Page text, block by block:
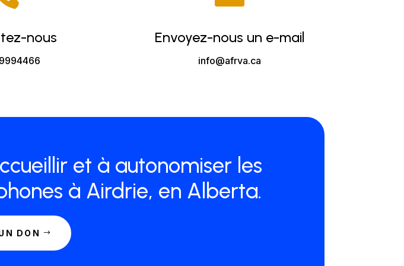
nous Envoyez-nous un e-mail
info@afrva.ca
et à autonomiser les
à Airdrie, en Alberta.
DON